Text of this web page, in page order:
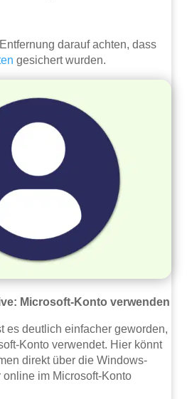
darauf achten, dass
gesichert wurden.
Microsoft-Konto verwenden
es deutlich einfacher geworden,
Konto verwendet. Hier könnt
direkt über die Windows-
im Microsoft-Konto